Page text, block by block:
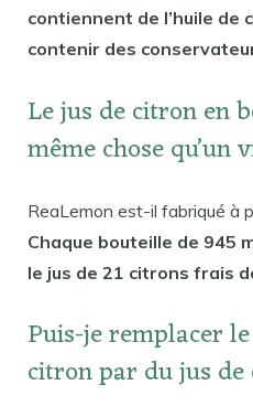
contiennent de l’huile de
contenir des
Le jus de citron en
même chose qu’un
ReaLemon est-il fabriqué à
Chaque bouteille de 945
le jus de 21 citrons frais
Puis-je remplacer
citron par du jus